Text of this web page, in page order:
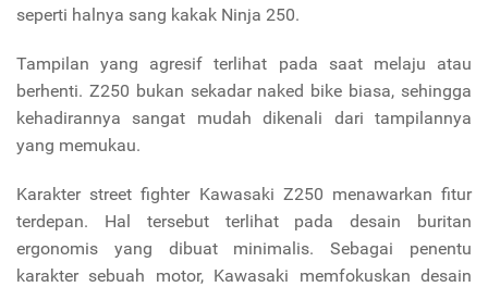
seperti halnya sang kakak Ninja 250.
Tampilan yang agresif terlihat pada saat melaju atau
berhenti. Z250 bukan sekadar naked bike biasa, sehingga
kehadirannya sangat mudah dikenali dari tampilannya
yang memukau.
Karakter street fighter Kawasaki Z250 menawarkan fitur
terdepan. Hal tersebut terlihat pada desain buritan
ergonomis yang dibuat minimalis. Sebagai penentu
karakter sebuah motor, Kawasaki memfokuskan desain